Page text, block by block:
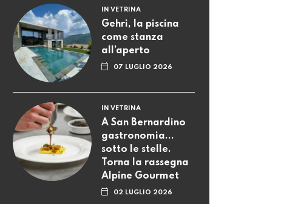
IN VETRINA
Gehri, la piscina
come stanza
all’aperto
07 LUGLIO 2026
IN VETRINA
A San Bernardino
gastronomia...
sotto le stelle.
Torna la rassegna
Alpine Gourmet
02 LUGLIO 2026